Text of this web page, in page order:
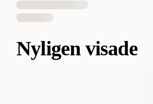
Nyligen visade